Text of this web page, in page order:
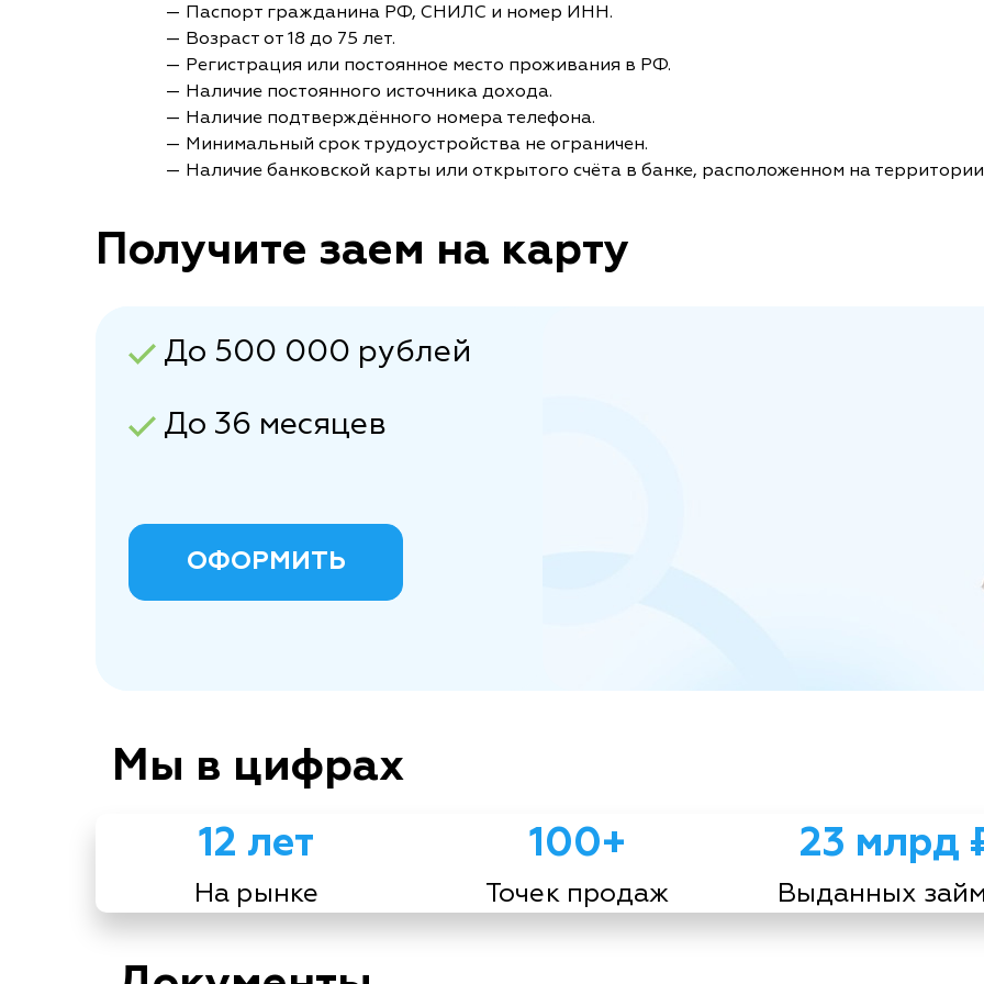
— Паспорт гражданина РФ, СНИЛС и номер ИНН.
— Возраст от 18 до 75 лет.
— Регистрация или постоянное место проживания в РФ.
— Наличие постоянного источника дохода.
— Наличие подтверждённого номера телефона.
— Минимальный срок трудоустройства не ограничен.
— Наличие банковской карты или открытого счёта в банке, расположенном на
Получите заем на карту
До 500 000 рублей
До 36 месяцев
ОФОРМИТЬ
Мы в цифрах
12 лет
На рынке
100+
Точек продаж
23 млрд
Выданных